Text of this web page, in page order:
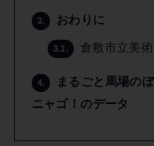
3. おわりに
3.1. 倉敷市立美
4.
まるごと馬場の
ニャゴ！のデータ